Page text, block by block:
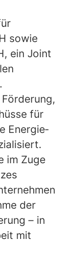
sowie
ein Joint
,
für
Energie‑
im Zuge
der
– in
mit